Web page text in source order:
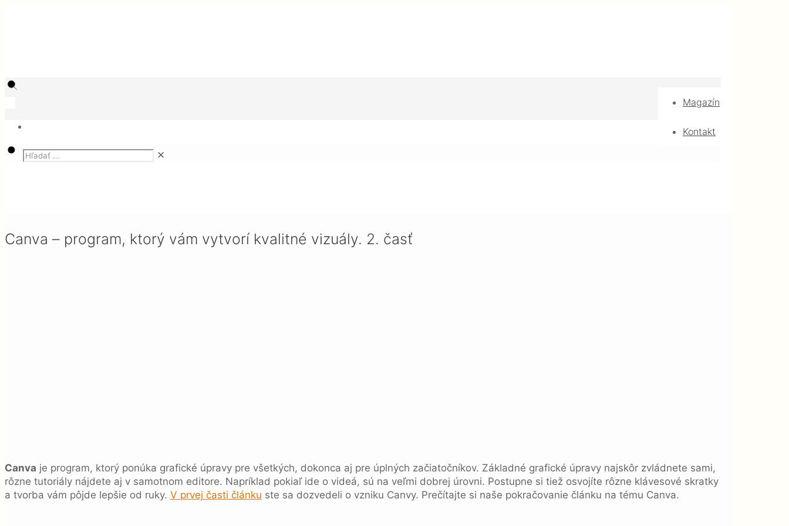
Magazín
Kontakt
✕
Canva – program, ktorý vám vytvorí kvalitné vizuály. 2. časť
Canva je program, ktorý ponúka grafické úpravy pre všetkých, dokonca aj pre úplných začiatočníkov. Základné grafické úpravy najskôr zvládnete sami,
rôzne tutoriály nájdete aj v samotnom editore. Napríklad pokiaľ ide o videá, sú na veľmi dobrej úrovni. Postupne si tiež osvojíte rôzne klávesové skratky
a tvorba vám pôjde lepšie od ruky. V prvej časti článku ste sa dozvedeli o vzniku Canvy. Prečítajte si naše pokračovanie článku na tému Canva.